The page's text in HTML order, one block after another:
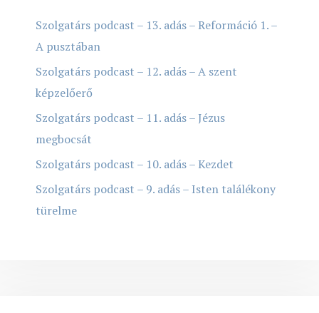
Szolgatárs podcast – 13. adás – Reformáció 1. –
A pusztában
Szolgatárs podcast – 12. adás – A szent
képzelőerő
Szolgatárs podcast – 11. adás – Jézus
megbocsát
Szolgatárs podcast – 10. adás – Kezdet
Szolgatárs podcast – 9. adás – Isten találékony
türelme